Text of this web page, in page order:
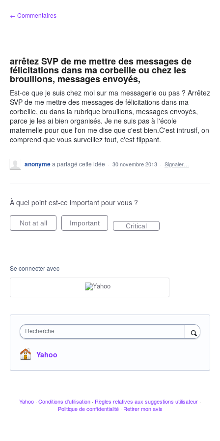
Aller
au
← Commentaires
arrêtez SVP de me mettre des messages de
félicitations dans ma corbeille ou chez les
brouillons, messages envoyés,
Est-ce que je suis chez moi sur ma messagerie ou pas ? Arrêtez
SVP de me mettre des messages de félicitations dans ma
corbeille, ou dans la rubrique brouillons, messages envoyés,
parce je les ai bien organisés. Je ne suis pas à l'école
maternelle pour que l'on me dise que c'est bien.C'est intrusif, on
comprend que vous surveillez tout, c'est flippant.
anonymea partagé cette idée · 30 novembre 2013 · Signaler…
À quel point est-ce important pour vous ?
Not at all Important Critical
Se connecter avec
Recherche
Yahoo
Yahoo · Conditions d'utilisation · Règles relatives aux suggestions utilisateur ·
Politique de confidentialité · Retirer mon avis